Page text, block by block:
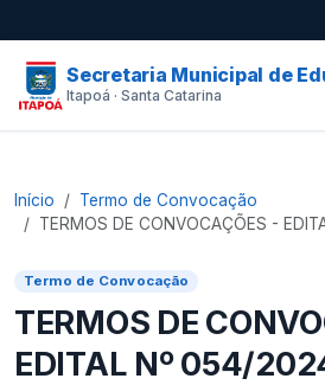
Secretaria Municipal de
Itapoá · Santa Catarina
Início
Termo de Convocação
TERMOS DE CONVOCAÇÕES -
Termo de Convocação
TERMOS DE
EDITAL Nº 054/